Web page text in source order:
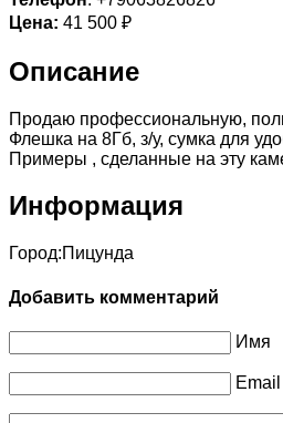
Цена: 41 500 ₽
Описание
Продаю профессиональную,
Флешка на 8Гб, з/у, сумка для
Примеры , сделанные на эту
Информация
Город:Пицунда
Добавить комментарий
Имя
Email